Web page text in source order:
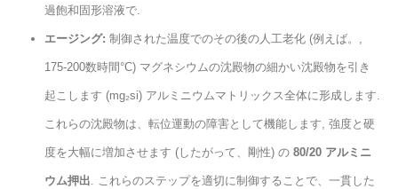
過飽和固形溶液で.
エージング: 制御された温度でのその後の人工老化 (例えば。,
175-200数時間°C) マグネシウムの沈殿物の細かい沈殿物を引き
起こします (mg₂si) アルミニウムマトリックス全体に形成します.
これらの沈殿物は、転位運動の障害として機能します, 強度と硬
度を大幅に増加させます (したがって、剛性) の 80/20 アルミニ
ウム押出. これらのステップを適切に制御することで、一貫した